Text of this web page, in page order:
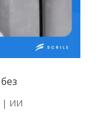
| ИИ